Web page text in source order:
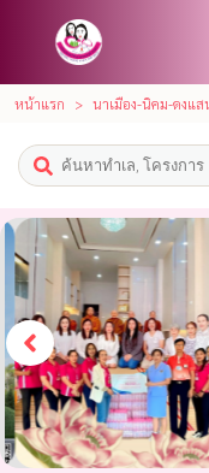
หน้าแรก นาเมือง-นิคม-ดงแส